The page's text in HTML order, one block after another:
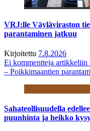
VRJ:lle Väyläviraston
parantaminen jatkuu
Kirjoitettu 7.8.2026
Ei kommentteja artikkeliin
– Poikkimaantien
Sahateollisuudella
puunhinta ja heikko